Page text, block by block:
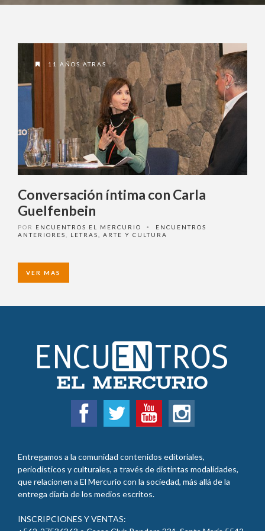
11 AÑOS ATRAS
Conversación íntima con Carla
Guelfenbein
ANTERIORES,LETRAS, ARTE Y CULTURA
Entregamos a la comunidad contenidos editoriales,
periodísticos y culturales, a través de distintas modalidades,
que relacionen a El Mercurio con la sociedad, más allá de la
entrega diaria de los medios escritos.
INSCRIPCIONES Y VENTAS:
Encuentros El Mercurio ?
Suscríbase
¿Alguna duda o consulta?
Llámenos al+562 27536300 ó escríbanos a
soportedigital@mercurio.cl